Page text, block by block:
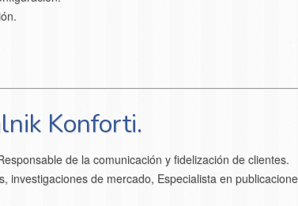
Konforti.
de la comunicación y fidelización de clientes.
investigaciones de mercado, Especialista en